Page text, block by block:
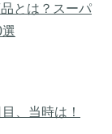
とは？スーパ
、当時は！